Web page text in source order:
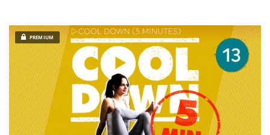
PREMIUM